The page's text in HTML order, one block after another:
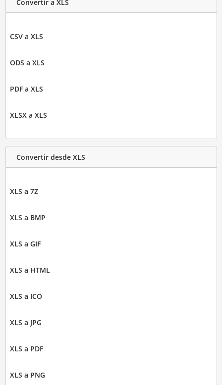
Convertir a XLS
CSV a XLS
ODS a XLS
PDF a XLS
XLSX a XLS
Convertir desde XLS
XLS a 7Z
XLS a BMP
XLS a GIF
XLS a HTML
XLS a ICO
XLS a JPG
XLS a PDF
XLS a PNG